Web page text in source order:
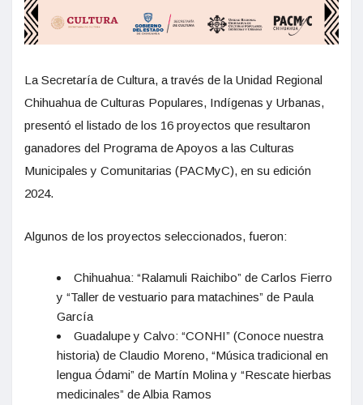
La Secretaría de Cultura, a través de la Unidad Regional
Chihuahua de Culturas Populares, Indígenas y Urbanas,
presentó el listado de los 16 proyectos que resultaron
ganadores del Programa de Apoyos a las Culturas
Municipales y Comunitarias (PACMyC), en su edición
2024.
Algunos de los proyectos seleccionados, fueron:
Chihuahua: “Ralamuli Raichibo” de Carlos Fierro
y “Taller de vestuario para matachines” de Paula
García
Guadalupe y Calvo: “CONHI” (Conoce nuestra
historia) de Claudio Moreno, “Música tradicional en
lengua Ódami” de Martín Molina y “Rescate hierbas
medicinales” de Albia Ramos